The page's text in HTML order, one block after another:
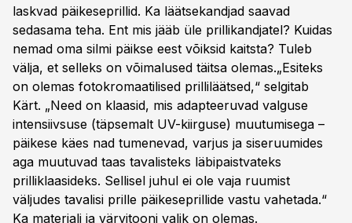
laskvad päikeseprillid. Ka läätsekandjad saavad
sedasama teha. Ent mis jääb üle prillikandjatel? Kuidas
nemad oma silmi päikse eest võiksid kaitsta? Tuleb
välja, et selleks on võimalused täitsa olemas.„Esiteks
on olemas fotokromaatilised prilliläätsed,“ selgitab
Kärt. „Need on klaasid, mis adapteeruvad valguse
intensiivsuse (täpsemalt UV-kiirguse) muutumisega –
päikese käes nad tumenevad, varjus ja siseruumides
aga muutuvad taas tavalisteks läbipaistvateks
prilliklaasideks. Sellisel juhul ei ole vaja ruumist
väljudes tavalisi prille päikeseprillide vastu vahetada.“
Ka materjali ja värvitooni valik on olemas.